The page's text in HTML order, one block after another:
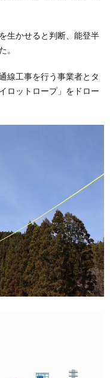
生かせると判断、能登半
。
線工事を行う事業者とタ
ロットロープ」をドロー